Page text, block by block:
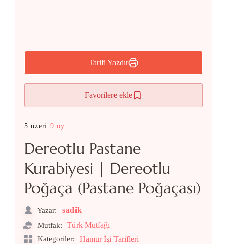
Tarifi Yazdır
Favorilere ekle
5 üzeri 9 oy
Dereotlu Pastane
Kurabiyesi | Dereotlu
Poğaça (Pastane Poğaçası)
Yazar: sadik
Mutfak: Türk Mutfağı
Kategoriler: Hamur İşi Tarifleri